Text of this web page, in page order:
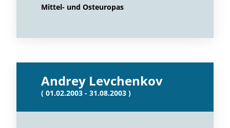
Mittel- und Osteuropas
Andrey Levchenkov
( 01.02.2003 - 31.08.2003 )